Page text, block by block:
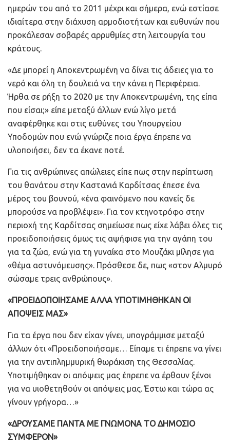
ημερών του από το 2011 μέχρι και σήμερα, ενώ εστίασε
ιδιαίτερα στην διάχυση αρμοδιοτήτων και ευθυνών που
προκάλεσαν σοβαρές αρρυθμίες στη λειτουργία του
κράτους.
«Δε μπορεί η Αποκεντρωμένη να δίνει τις άδειες για το
νερό και όλη τη δουλειά να την κάνει η Περιφέρεια.
Ήρθα σε ρήξη το 2020 με την Αποκεντρωμένη, της είπα
που είσαι;» είπε μεταξύ άλλων ενώ λίγο μετά
αναφέρθηκε και στις ευθύνες του Υπουργείου
Υποδομών που ενώ γνώριζε ποια έργα έπρεπε να
υλοποιήσει, δεν τα έκανε ποτέ.
Για τις ανθρώπινες απώλειες είπε πως στην περίπτωση
του θανάτου στην Καστανιά Καρδίτσας έπεσε ένα
μέρος του βουνού, «ένα φαινόμενο που κανείς δε
μπορούσε να προβλέψει». Για τον κτηνοτρόφο στην
περιοχή της Καρδίτσας σημείωσε πως είχε λάβει όλες τις
προειδοποιήσεις όμως τις αψήφισε για την αγάπη του
για τα ζώα, ενώ για τη γυναίκα στο Μουζάκι μίλησε για
«θέμα αστυνόμευσης». Πρόσθεσε δε, πως «στον Aλμυρό
σώσαμε τρεις ανθρώπους».
«ΠΡΟΕΙΔΟΠΟΙΗΣΑΜΕ ΑΛΛΑ ΥΠΟΤΙΜΗΘΗΚΑΝ ΟΙ
ΑΠΟΨΕΙΣ ΜΑΣ»
Για τα έργα που δεν είχαν γίνει, υπογράμμισε μεταξύ
άλλων ότι «Προειδοποιήσαμε… Είπαμε τι έπρεπε να γίνει
για την αντιπλημμυρική θωράκιση της Θεσσαλίας.
Υποτιμήθηκαν οι απόψεις μας έπρεπε να έρθουν ξένοι
για να υιοθετηθούν οι απόψεις μας. Έστω και τώρα ας
γίνουν γρήγορα…»
«ΔΡΟΥΣΑΜΕ ΠΑΝΤΑ ΜΕ ΓΝΩΜΟΝΑ ΤΟ ΔΗΜΟΣΙΟ
ΣΥΜΦΕΡΟΝ»